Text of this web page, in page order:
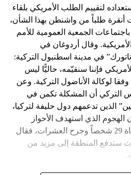
لتقييم الطلب الأمريكي بلقاء
أنقرة طلباً من واشنطن بهذا الشأن،
الجمعية العمومية للأمم
وقال أردوغان في
في مدينة اسطنبول التركية:
فإننا سنقيّمه، حاليًّا ليس
لوكالة الأناضول التركية. وعن
التركي أن المشكلة تكمن في
الذين تدعمهم دول حليفة لتركيا،
الذي استهدف الأحواز
الإيرانية، السبت، وأودى بحياة 29 شخصاً وجرح العشرات، فقال
ستدفع المنطقة إلى مزيد من